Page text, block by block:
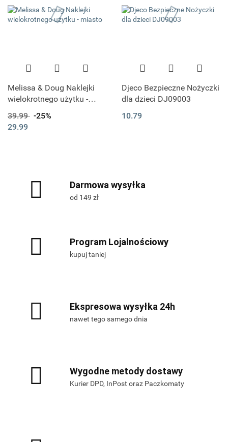
Melissa & Doug Naklejki
wielokrotnego użytku -
39.99 -25%
29.99
Djeco Bezpieczne Nożyczki
dla dzieci DJ09003
10.79
Darmowa wysyłka
od 149 zł
Program Lojalnościowy
kupuj taniej
Ekspresowa wysyłka 24h
nawet tego samego dnia
Wygodne metody dostawy
Kurier DPD, InPost oraz Paczkomaty